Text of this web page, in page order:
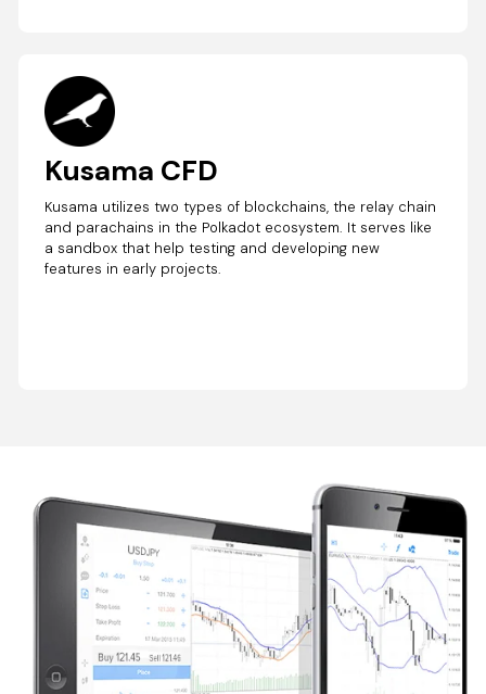
Kusama CFD
Kusama utilizes two types of blockchains, the relay chain
and parachains in the Polkadot ecosystem. It serves like
a sandbox that help testing and developing new
features in early projects.